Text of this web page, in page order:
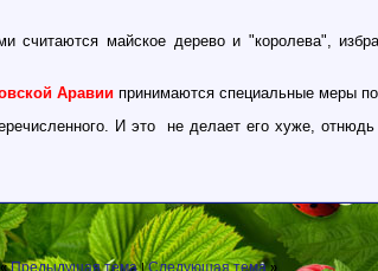
майское дерево и "королева",
Аравии принимаются специальные меры
И это не делает его хуже,
« Предыдущая тема|Следующая тема »